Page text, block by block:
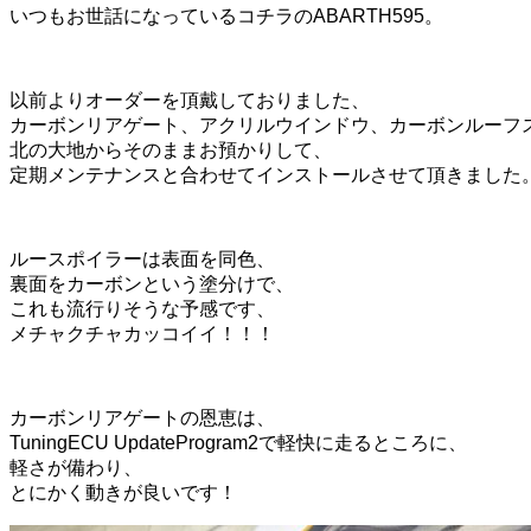
いつもお世話になっているコチラのABARTH595。
以前よりオーダーを頂戴しておりました、
カーボンリアゲート、アクリルウインドウ、カーボンルーフ
北の大地からそのままお預かりして、
定期メンテナンスと合わせてインストールさせて頂きました。
ルースポイラーは表面を同色、
裏面をカーボンという塗分けで、
これも流行りそうな予感です、
メチャクチャカッコイイ！！！
カーボンリアゲートの恩恵は、
TuningECU UpdateProgram2で軽快に走るところに、
軽さが備わり、
とにかく動きが良いです！